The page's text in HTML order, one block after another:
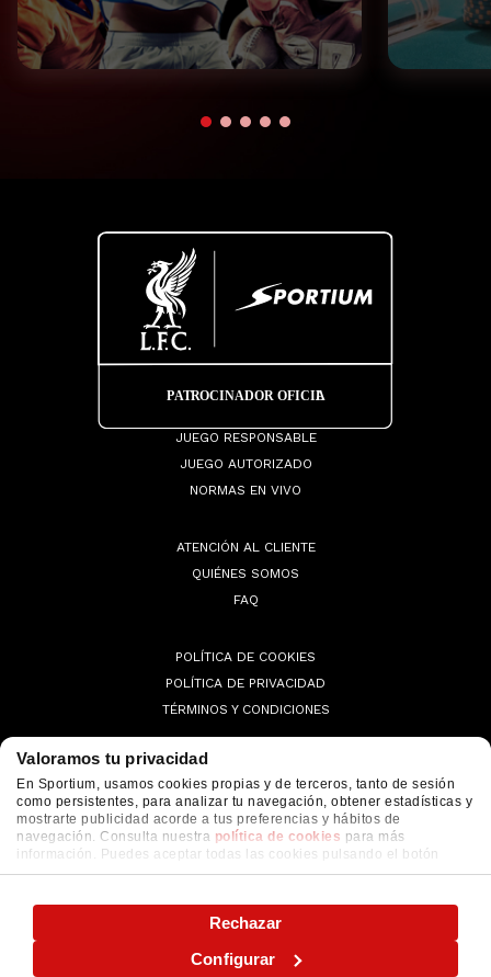
Valoramos tu privacidad
En Sportium, usamos cookies propias y de terceros, tanto de sesión
como persistentes, para analizar tu navegación, obtener estadísticas y
mostrarte publicidad acorde a tus preferencias y hábitos de
navegación. Consulta nuestra política de cookies para más
información. Puedes aceptar todas las cookies pulsando el botón
"ACEPTAR" o configurarlas o rechazar su uso pulsando el botón
Configurar
Rechazar
JUEGO RESPONSABLE
JUEGO AUTORIZADO
NORMAS EN VIVO
ATENCIÓN AL CLIENTE
QUIÉNES SOMOS
FAQ
POLÍTICA DE COOKIES
POLÍTICA DE PRIVACIDAD
TÉRMINOS Y CONDICIONES
© 2026 Sportium. All Rights Reserved.